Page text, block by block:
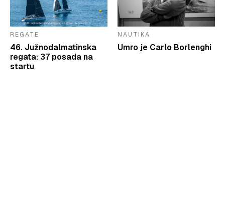
REGATE
46. Južnodalmatinska
regata: 37 posada na
startu
NAUTIKA
Umro je Carlo Borlenghi